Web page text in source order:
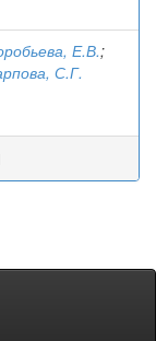
Е.В.;
С.Г.